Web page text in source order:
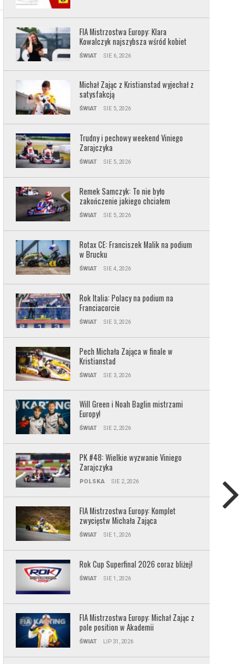
FIA Mistrzostwa Europy: Klara
Kowalczyk najszybsza wśród kobiet
ŚWIAT SIE 6, 2026
Michał Zając z Kristianstad wyjechał z
satysfakcją
ŚWIAT SIE 5, 2026
Trudny i pechowy weekend Viniego
Zarajczyka
ŚWIAT SIE 5, 2026
Remek Samczyk: To nie było
zakończenie jakiego chciałem
ŚWIAT SIE 5, 2026
Rotax CE: Franciszek Malik na podium
w Brucku
ŚWIAT SIE 4, 2026
Rok Italia: Polacy na podium na
Franciacorcie
ŚWIAT SIE 3, 2026
Pech Michała Zająca w finale w
Kristianstad
ŚWIAT SIE 3, 2026
Will Green i Noah Baglin mistrzami
Europy!
ŚWIAT SIE 2, 2026
PK #48: Wielkie wyzwanie Viniego
Zarajczyka
POLSKA SIE 2, 2026
FIA Mistrzostwa Europy: Komplet
zwycięstw Michała Zająca
ŚWIAT SIE 1, 2026
Rok Cup Superfinal 2026 coraz bliżej!
ŚWIAT SIE 1, 2026
FIA Mistrzostwa Europy: Michał Zając z
pole position w Akademii
ŚWIAT LIP 31, 2026